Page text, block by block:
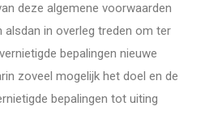
deze algemene voorwaarden
alsdan in overleg treden om ter
bepalingen nieuwe
zoveel mogelijk het doel en de
bepalingen tot uiting